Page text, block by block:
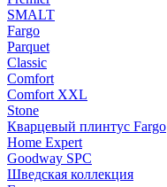
SMALT
Fargo
Parquet
Classic
Comfort
Comfort XXL
Stone
Кварцевый плинтус Fargo
Home Expert
Goodway SPC
Шведская коллекция